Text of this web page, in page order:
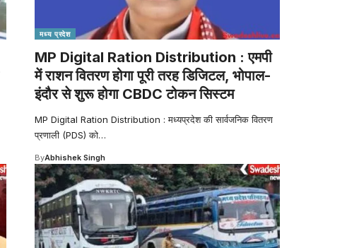
मध्य प्रदेश
MP Digital Ration Distribution : एमपी
में राशन वितरण होगा पूरी तरह डिजिटल, भोपाल-
इंदौर से शुरू होगा CBDC टोकन सिस्टम
MP Digital Ration Distribution : मध्यप्रदेश की सार्वजनिक वितरण
प्रणाली (PDS) को…
ByAbhishek Singh